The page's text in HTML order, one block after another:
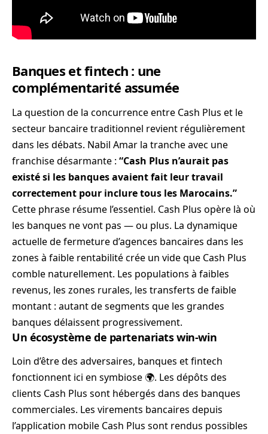
Banques et fintech : une
complémentarité assumée
La question de la concurrence entre Cash Plus et le
secteur bancaire traditionnel revient régulièrement
dans les débats. Nabil Amar la tranche avec une
franchise désarmante : “Cash Plus n’aurait pas
existé si les banques avaient fait leur travail
correctement pour inclure tous les Marocains.”
Cette phrase résume l’essentiel. Cash Plus opère là où
les banques ne vont pas — ou plus. La dynamique
actuelle de fermeture d’agences bancaires dans les
zones à faible rentabilité crée un vide que Cash Plus
comble naturellement. Les populations à faibles
revenus, les zones rurales, les transferts de faible
montant : autant de segments que les grandes
banques délaissent progressivement.
Un écosystème de partenariats win-win
Loin d’être des adversaires, banques et fintech
fonctionnent ici en symbiose 🌍. Les dépôts des
clients Cash Plus sont hébergés dans des banques
commerciales. Les virements bancaires depuis
l’application mobile Cash Plus sont rendus possibles